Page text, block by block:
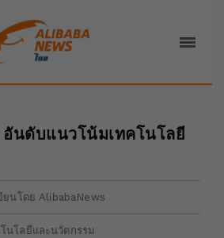
อันดับแนวโน้มเทคโนโลยี
ยนโดย AlibabaNews
โนโลยีและนวัตกรรม